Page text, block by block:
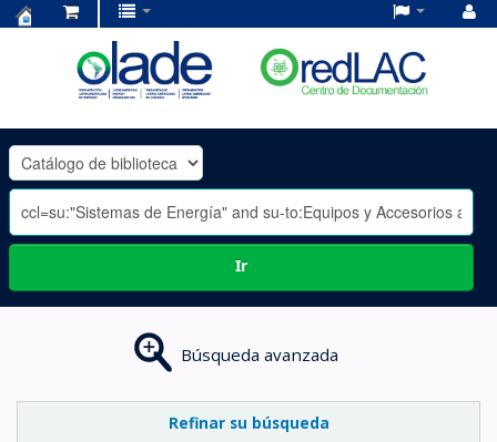
OLADE
-
Ir
Búsqueda avanzada
Refinar su búsqueda